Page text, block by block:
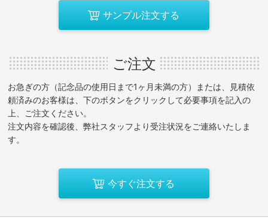
サンプル注文する
ご注文
お急ぎの方（記念品の使用日まで1ヶ月未満の方）または、見積依
頼済みのお客様は、下のボタンをクリックして必要事項を記入の
上、ご注文ください。
注文内容を確認後、弊社スタッフより受注状況をご連絡いたしま
す。
今すぐ注文する